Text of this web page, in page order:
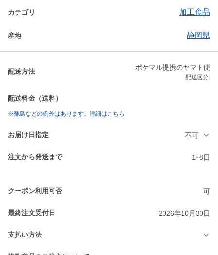
カテゴリ 加工食品
産地 静岡県
配送方法
ポケマル提携のヤマト便
配送区分:
配送料金（送料）
※離島などの例外はあります。詳細はこちら
お届け日指定 不可
注文から発送まで 1~8日
クーポン利用可否 可
最終注文受付日 2026年10月30日
支払い方法